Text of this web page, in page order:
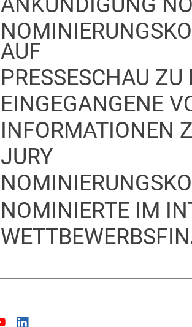
AUF
PRESSESCHAU
EINGEGANGENE
INFORMATIONEN
JURY
NOMINIERTE IM